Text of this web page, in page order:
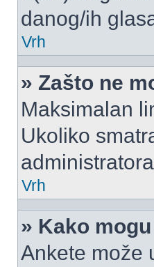
danog/ih
Vrh
» Zašto ne
Maksimalan
Ukoliko
Vrh
» Kako
Ankete može